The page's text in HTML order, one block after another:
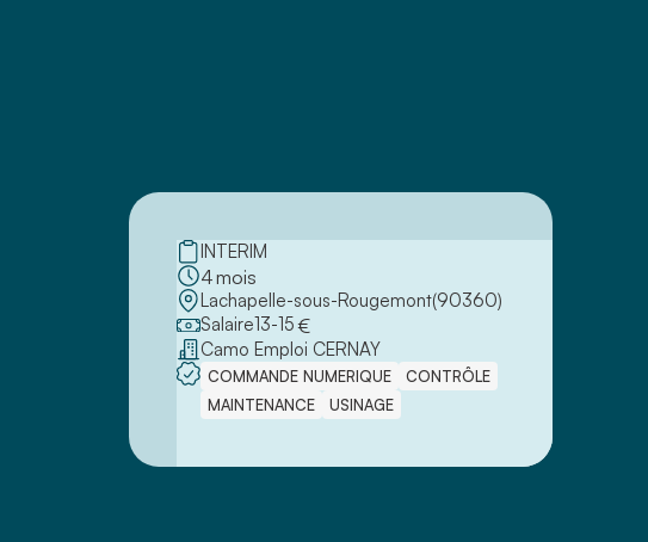
INTERIM
4mois
Lachapelle-sous-Rougemont(90360)
Salaire13-15€
Camo Emploi CERNAY
COMMANDE NUMERIQUE
CONTRÔLE
MAINTENANCE
USINAGE